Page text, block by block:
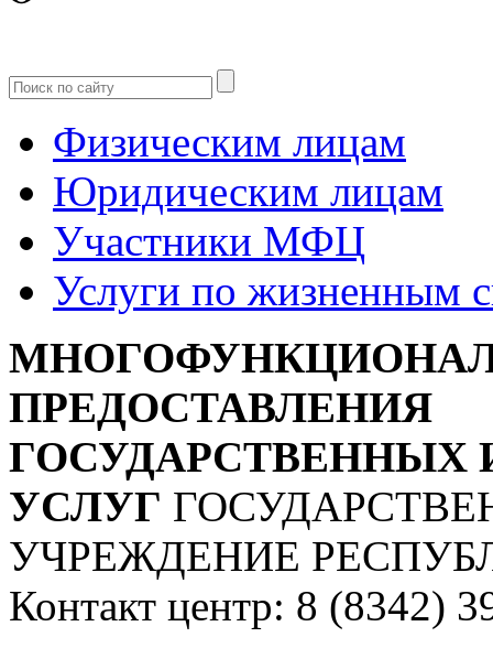
Физическим лицам
Юридическим лицам
Участники МФЦ
Услуги по жизненным
ПРЕДОСТАВЛЕНИЯ
УСЛУГ
УЧРЕЖДЕНИЕ
Контакт центр: 8 (8342)